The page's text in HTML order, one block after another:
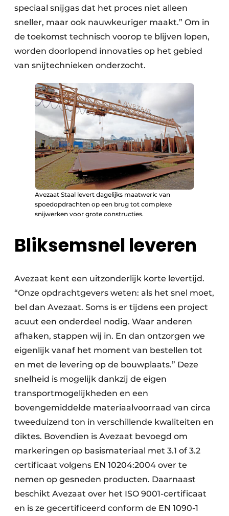
speciaal snijgas dat het proces niet alleen
sneller, maar ook nauwkeuriger maakt.” Om in
de toekomst technisch voorop te blijven lopen,
worden doorlopend innovaties op het gebied
van snijtechnieken onderzocht.
Avezaat Staal levert dagelijks maatwerk: van
spoedopdrachten op een brug tot complexe
snijwerken voor grote constructies.
Bliksemsnel leveren
Avezaat kent een uitzonderlijk korte levertijd.
“Onze opdrachtgevers weten: als het snel moet,
bel dan Avezaat. Soms is er tijdens een project
acuut een onderdeel nodig. Waar anderen
afhaken, stappen wij in. En dan ontzorgen we
eigenlijk vanaf het moment van bestellen tot
en met de levering op de bouwplaats.” Deze
snelheid is mogelijk dankzij de eigen
transportmogelijkheden en een
bovengemiddelde materiaalvoorraad van circa
tweeduizend ton in verschillende kwaliteiten en
diktes. Bovendien is Avezaat bevoegd om
markeringen op basismateriaal met 3.1 of 3.2
certificaat volgens EN 10204:2004 over te
nemen op gesneden producten. Daarnaast
beschikt Avezaat over het ISO 9001-certificaat
en is ze gecertificeerd conform de EN 1090-1